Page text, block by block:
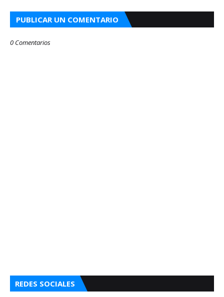
PUBLICAR UN COMENTARIO
0 Comentarios
REDES SOCIALES